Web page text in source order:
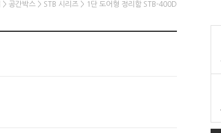
> 공간박스 > STB 시리즈 > 1단 도어형 정리함 STB-400D